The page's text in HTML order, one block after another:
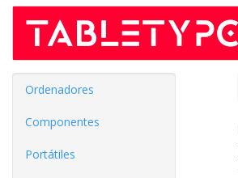
Ordenadores
Componentes
Portátiles